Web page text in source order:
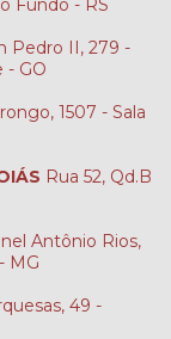
Fundo - RS
Pedro II, 279 -
- GO
1507 - Sala
Rua 52, Qd.B
Antônio Rios,
MG
49 -